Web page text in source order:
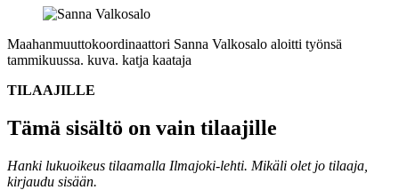
Maahanmuuttokoordinaattori Sanna Valkosalo aloitti työnsä
tammikuussa. kuva. katja kaataja
TILAAJILLE
Tämä sisältö on vain tilaajille
Hanki lukuoikeus tilaamalla Ilmajoki-lehti. Mikäli olet jo tilaaja,
kirjaudu sisään.